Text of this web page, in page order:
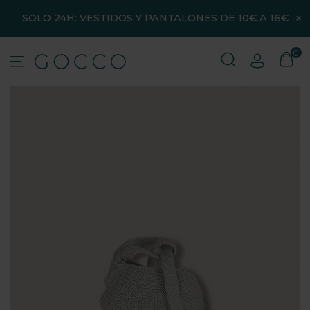
SOLO 24H: VESTIDOS Y PANTALONES DE 10€ A 16€ ×
0